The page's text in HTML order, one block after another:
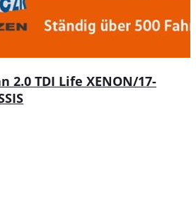
2.0 TDI Life XENON/17-